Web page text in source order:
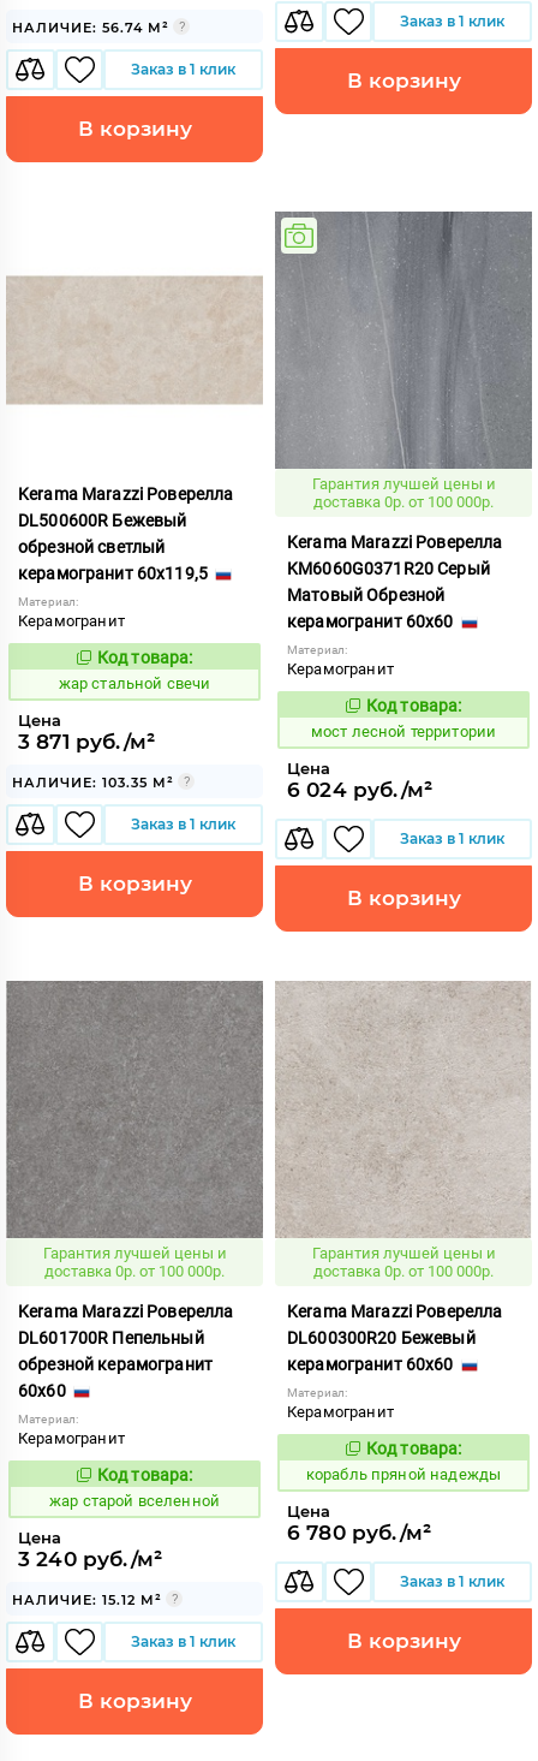
НАЛИЧИЕ: 56.74 М²
Заказ в 1 клик
В корзину
Заказ в 1 клик
В корзину
Kerama Marazzi Роверелла
DL500600R Бежевый
обрезной светлый
керамогранит 60x119,5
Материал:
Керамогранит
371459
Код товара:
жар стальной свечи
Цена
3 871 руб./м²
НАЛИЧИЕ: 103.35 М²
Заказ в 1 клик
В корзину
Гарантия лучшей цены и
доставка 0р. от 100 000р.
Kerama Marazzi Роверелла
KM6060G0371R20 Серый
Матовый Обрезной
керамогранит 60x60
Материал:
Керамогранит
1021479
Код товара:
мост лесной территории
Цена
6 024 руб./м²
Заказ в 1 клик
В корзину
Гарантия лучшей цены и
доставка 0р. от 100 000р.
Kerama Marazzi Роверелла
DL601700R Пепельный
обрезной керамогранит
60x60
Материал:
Керамогранит
371513
Код товара:
жар старой вселенной
Цена
3 240 руб./м²
НАЛИЧИЕ: 15.12 М²
Заказ в 1 клик
В корзину
Гарантия лучшей цены и
доставка 0р. от 100 000р.
Kerama Marazzi Роверелла
DL600300R20 Бежевый
керамогранит 60x60
Материал:
Керамогранит
774932
Код товара:
корабль пряной надежды
Цена
6 780 руб./м²
Заказ в 1 клик
В корзину